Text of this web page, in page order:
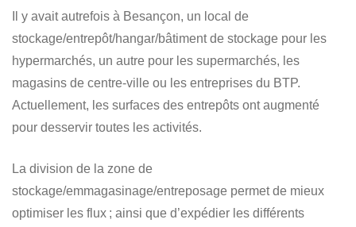
Il y avait autrefois à Besançon, un local de
stockage/entrepôt/hangar/bâtiment de stockage pour les
hypermarchés, un autre pour les supermarchés, les
magasins de centre-ville ou les entreprises du BTP.
Actuellement, les surfaces des entrepôts ont augmenté
pour desservir toutes les activités.
La division de la zone de
stockage/emmagasinage/entreposage permet de mieux
optimiser les flux ; ainsi que d’expédier les différents